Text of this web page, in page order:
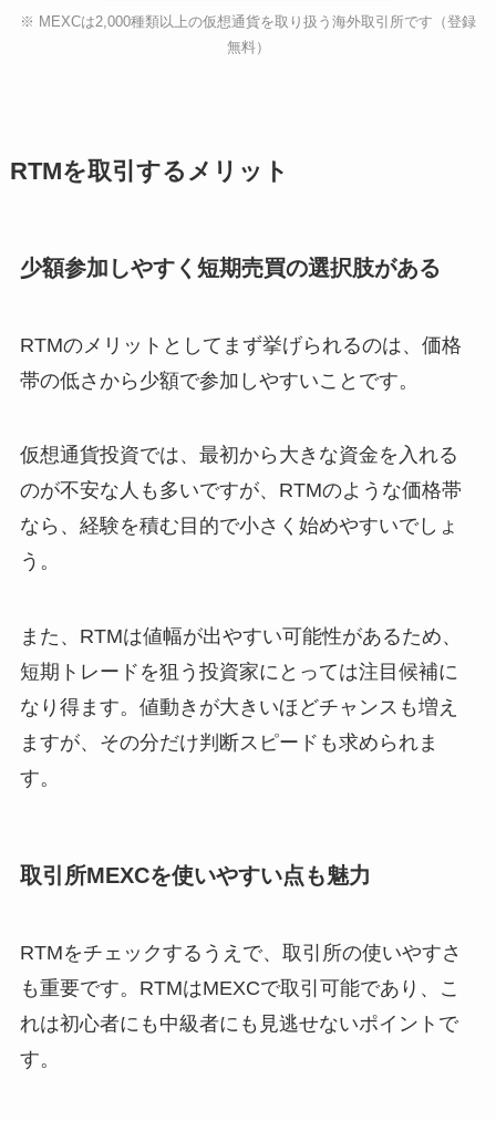
※ MEXCは2,000種類以上の仮想通貨を取り扱う海外取引所です（登録
無料）
RTMを取引するメリット
少額参加しやすく短期売買の選択肢がある
RTMのメリットとしてまず挙げられるのは、価格
帯の低さから少額で参加しやすいことです。
仮想通貨投資では、最初から大きな資金を入れる
のが不安な人も多いですが、RTMのような価格帯
なら、経験を積む目的で小さく始めやすいでしょ
う。
また、RTMは値幅が出やすい可能性があるため、
短期トレードを狙う投資家にとっては注目候補に
なり得ます。値動きが大きいほどチャンスも増え
ますが、その分だけ判断スピードも求められま
す。
取引所MEXCを使いやすい点も魅力
RTMをチェックするうえで、取引所の使いやすさ
も重要です。RTMはMEXCで取引可能であり、こ
れは初心者にも中級者にも見逃せないポイントで
す。